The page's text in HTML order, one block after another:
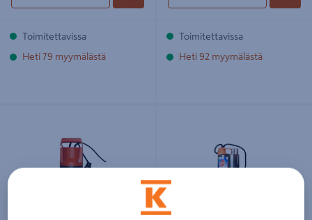
Toimitettavissa
Heti 79 myymälästä
Toimitettavissa
Heti 92 myymälästä